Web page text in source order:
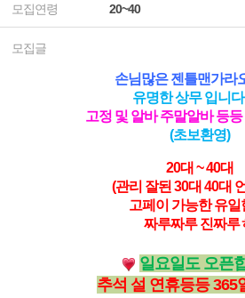
모집연령 20~40
모집글
손님많은 젠틀맨가라
유명한 상무 입니
고정 및 알바 주말알바 등등
(초보환영)
20대 ~ 40대
(관리 잘된 30대 40대
고페이 가능한 유일
짜루짜루 진짜루
일요일도 오픈
추석 설 연휴등등 365